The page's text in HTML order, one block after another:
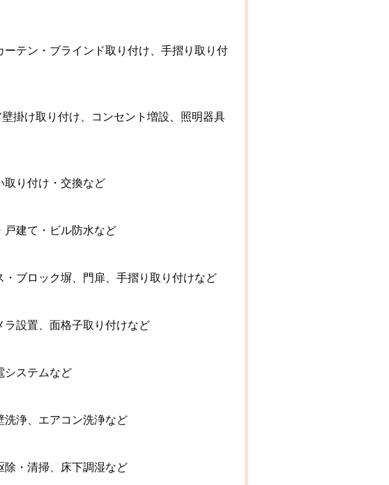
テン・ブラインド取り付け、手摺り取り付
掛け取り付け、コンセント増設、照明器具
取り付け・交換など
戸建て・ビル防水など
ブロック塀、門扉、手摺り取り付けなど
ラ設置、面格子取り付けなど
システムなど
洗浄、エアコン洗浄など
除・清掃、床下調湿など